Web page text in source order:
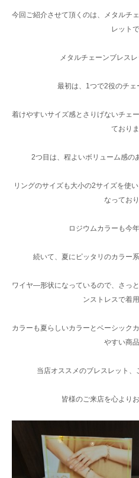
今回ご紹介させて頂くのは、メタルチ
レットで
メタルチェーンブレス
最初は、1つで2役のチェ
着けやすいサイズ感とさりげないチェ
ておりま
2つ目は、程よいボリューム感の
リングのサイズも大小の2サイズを使
なっており
ロジウムカラーも今
続いて、夏にピッタリのカラー
ワイヤ―形状になっているので、さっ
ンストレスで着
カラーも夏らしいカラーとベーシック
やすい商品
当店オススメのブレスレット、
皆様のご来店を心より